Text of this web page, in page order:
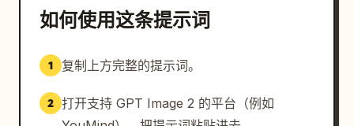
如何使用这条提示词
1 复制上方完整的提示词。
2 打开支持 GPT Image 2 的平台（例如